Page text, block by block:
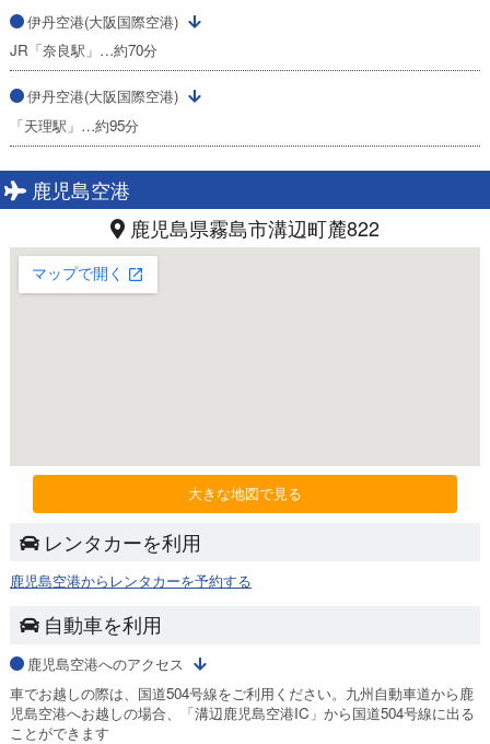
伊丹空港(大阪国際空港)
JR「奈良駅」…約70分
伊丹空港(大阪国際空港)
「天理駅」…約95分
鹿児島空港
鹿児島県霧島市溝辺町麓822
大きな地図で見る
レンタカーを利用
鹿児島空港からレンタカーを予約する
自動車を利用
鹿児島空港へのアクセス
車でお越しの際は、国道504号線をご利用ください。九州自動車道から鹿
児島空港へお越しの場合、「溝辺鹿児島空港IC」から国道504号線に出る
ことができます